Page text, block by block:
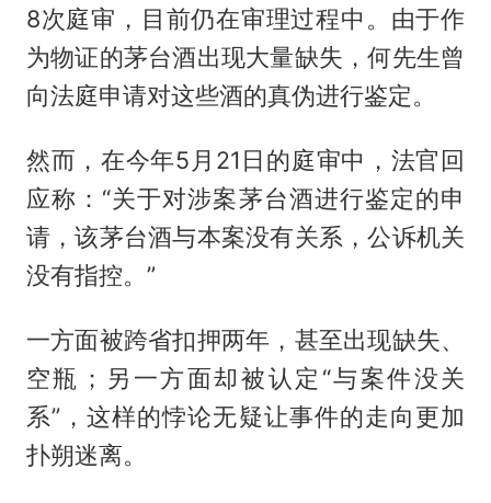
8次庭审，目前仍在审理过程中。由于作
为物证的茅台酒出现大量缺失，何先生曾
向法庭申请对这些酒的真伪进行鉴定。
然而，在今年5月21日的庭审中，法官回
应称：“关于对涉案茅台酒进行鉴定的申
请，该茅台酒与本案没有关系，公诉机关
没有指控。”
一方面被跨省扣押两年，甚至出现缺失、
空瓶；另一方面却被认定“与案件没关
系”，这样的悖论无疑让事件的走向更加
扑朔迷离。